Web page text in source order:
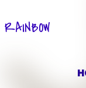
RAINBOW